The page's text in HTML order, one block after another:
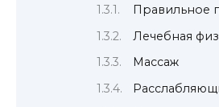
Правильное
Лечебная
Массаж